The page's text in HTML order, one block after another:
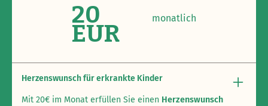
20
EUR
monatlich
Herzenswunsch für erkrankte Kinder
Mit 20€ im Monat erfüllen Sie einen Herzenswunsch